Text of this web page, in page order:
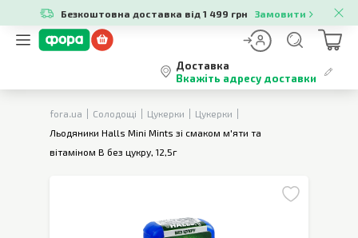
Безкоштовна доставка від 1 499 грн Замовити
Доставка
Вкажіть адресу доставки
fora.ua Солодощі Цукерки
Цукерки
Льодяники Halls Mini Mints зі смаком м'яти та
вітаміном В без цукру, 12,5г